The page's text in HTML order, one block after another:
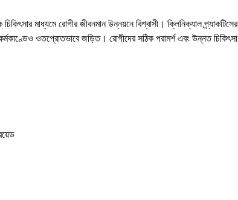
মাধ্যমে রোগীর জীবনমান উন্নয়নে বিশ্বাসী। ক্লিনিক্যাল প্র্যাকটিসের
ওতপ্রোতভাবে জড়িত। রোগীদের সঠিক পরামর্শ এবং উন্নত চিকিৎসা